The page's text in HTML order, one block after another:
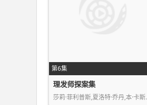
第6集
理发师探案集
莎莉·菲利普斯,夏洛特·乔丹,本·卡